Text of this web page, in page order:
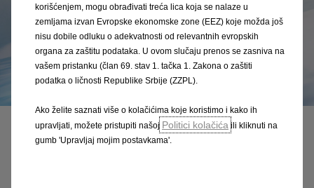
Sigurnost i podrška vozaču
korišćenjem, mogu obrađivati treća lica koja se nalaze u
zemljama izvan Evropske ekonomske zone (EEZ) koje možda još
nisu dobile odluku o adekvatnosti od relevantnih evropskih
organa za zaštitu podataka. U ovom slučaju prenos se zasniva na
vašem pristanku (član 69. stav 1. tačka 1. Zakona o zaštiti
podatka o ličnosti Republike Srbije (ZZPL).
Ako želite saznati više o kolačićima koje koristimo i kako ih
upravljati, možete pristupiti našoj Politici kolačića ili kliknuti na
gumb 'Upravljaj mojim postavkama'.